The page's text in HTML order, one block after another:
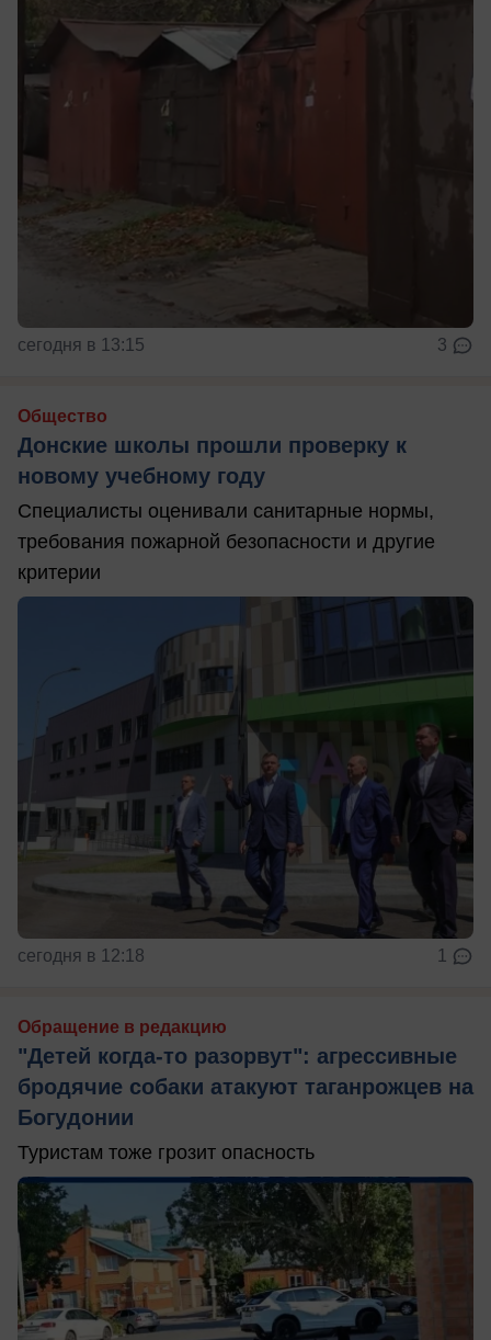
сегодня в 13:15 3
Общество
Донские школы прошли проверку к
новому учебному году
Специалисты оценивали санитарные нормы,
требования пожарной безопасности и другие
критерии
сегодня в 12:18 1
Обращение в редакцию
"Детей когда-то разорвут": агрессивные
бродячие собаки атакуют таганрожцев на
Богудонии
Туристам тоже грозит опасность